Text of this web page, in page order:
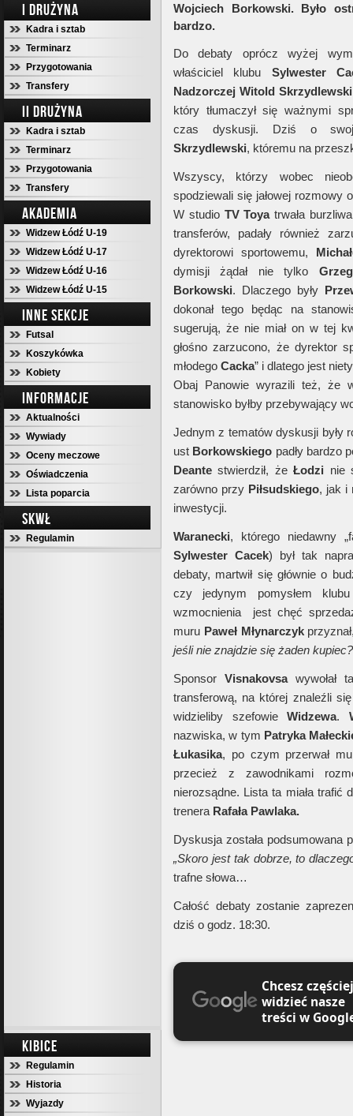
I DRUŻYNA
Kadra i sztab
Terminarz
Przygotowania
Transfery
II DRUŻYNA
Kadra i sztab
Terminarz
Przygotowania
Transfery
AKADEMIA
Widzew Łódź U-19
Widzew Łódź U-17
Widzew Łódź U-16
Widzew Łódź U-15
INNE SEKCJE
Futsal
Koszykówka
Kobiety
INFORMACJE
Aktualności
Wywiady
Oceny meczowe
Oświadczenia
Lista poparcia
SKWŁ
Regulamin
KIBICE
Regulamin
Historia
Wyjazdy
Wojciech Borkowski. Było
bardzo.
Do debaty oprócz wyżej
właściciel klubu Sylwester
Nadzorczej Witold Skrzydlewski
który tłumaczył się ważnymi
czas dyskusji. Dziś o
Skrzydlewski, któremu na
Wszyscy, którzy wobec
spodziewali się jałowej rozmowy
W studioTV Toyatrwała
transferów, padały również
dyrektorowi sportowemu,
dymisji żądał nie tylko
Borkowski. Dlaczego były
dokonał tego będąc na
sugerują, że nie miał on w tej
głośno zarzucono, że dyrektor
młodego Cacka” i dlatego jest
Obaj Panowie wyrazili też, że
stanowisko byłby przebywający
Jednym z tematów dyskusji były
ust Borkowskiego padły bardzo
Deante stwierdził, żeŁodzi nie
zarówno przy Piłsudskiego, jak i
inwestycji.
Waranecki, którego niedawny
Sylwester Cacek) był tak
debaty, martwił się głównie o
czy jedynym pomysłem
wzmocnienia jest chęć
muru Paweł Młynarczyk
jeśli nie znajdzie się żaden
Sponsor Visnakovsawywołał
transferową, na której znaleźli
widzieliby szefowieWidzewa.
nazwiska, w tym Patryka
Łukasika, po czym przerwał
przecież z zawodnikami
nierozsądne. Lista ta miała trafić
trenera Rafała Pawlaka.
Dyskusja została podsumowana
„Skoro jest tak dobrze, to
trafne słowa…
Całość debaty zostanie
dziś o godz. 18:30.
Chcesz częściej
widzieć nasze
treści w